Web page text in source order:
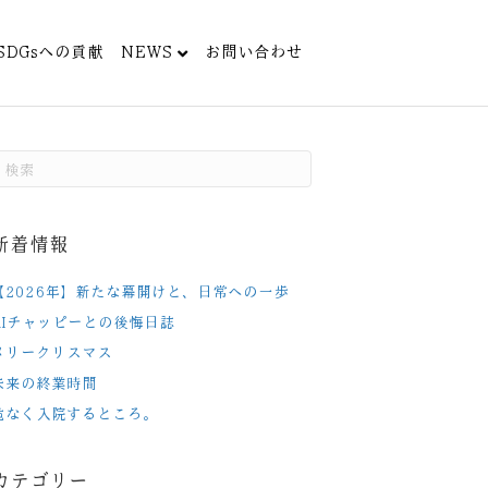
への貢献 NEWS お問い合わせ
着情報
2026年】新たな幕開けと、日常への一歩
チャッピーとの後悔日誌
リークリスマス
来の終業時間
なく入院するところ。
テゴリー